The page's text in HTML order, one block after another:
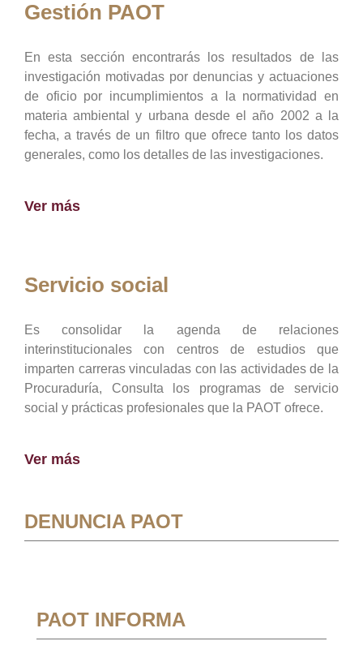
Gestión PAOT
En esta sección encontrarás los resultados de las
investigación motivadas por denuncias y actuaciones
de oficio por incumplimientos a la normatividad en
materia ambiental y urbana desde el año 2002 a la
fecha, a través de un filtro que ofrece tanto los datos
generales, como los detalles de las investigaciones.
Ver más
Servicio social
Es consolidar la agenda de relaciones
interinstitucionales con centros de estudios que
imparten carreras vinculadas con las actividades de la
Procuraduría, Consulta los programas de servicio
social y prácticas profesionales que la PAOT ofrece.
Ver más
DENUNCIA PAOT
PAOT INFORMA